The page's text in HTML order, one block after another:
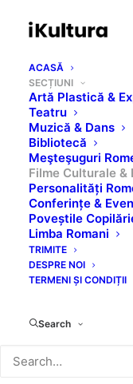
ACASĂ
SECȚIUNI
Artă Plastică &
Teatru
Muzică & Dans
Bibliotecă
Meşteşuguri
Filme Culturale &
Personalități
Conferințe &
Poveștile
Limba Romani
TRIMITE
DESPRE NOI
TERMENI ȘI CONDIȚII
Search